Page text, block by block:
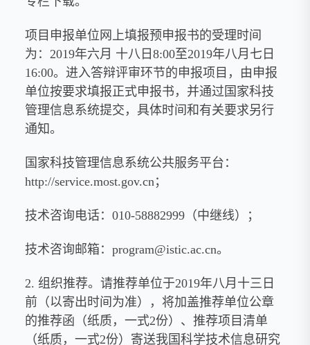
项目申报单位网上填报预申报书的受理时间
为：2019年六月 十八日8:00至2019年八月七日
16:00。进入答辩评审环节的申报项目，由申报
单位按要求填报正式申报书，并通过国家科技
管理信息系统提交，具体时间和有关要求另行
通知。
国家科技管理信息系统公共服务平台：
http://service.most.gov.cn；
技术咨询电话：010-58882999（中继线）；
技术咨询邮箱：program@istic.ac.cn。
2. 组织推荐。请推荐单位于2019年八月十三日
前（以寄出时间为准），将加盖推荐单位公章
的推荐函（纸质，一式2份）、推荐项目清单
（纸质，一式2份）寄送我国科学技术信息研究